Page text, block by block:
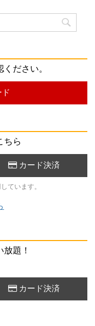
ください。
ちら
カード決済
ています。
題！
カード決済